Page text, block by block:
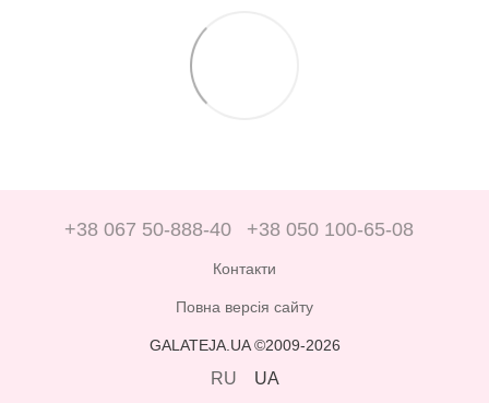
+38 067 50-888-40 +38 050 100-65-08
Контакти
Повна версія сайту
GALATEJA.UA ©2009-2026
RU UA